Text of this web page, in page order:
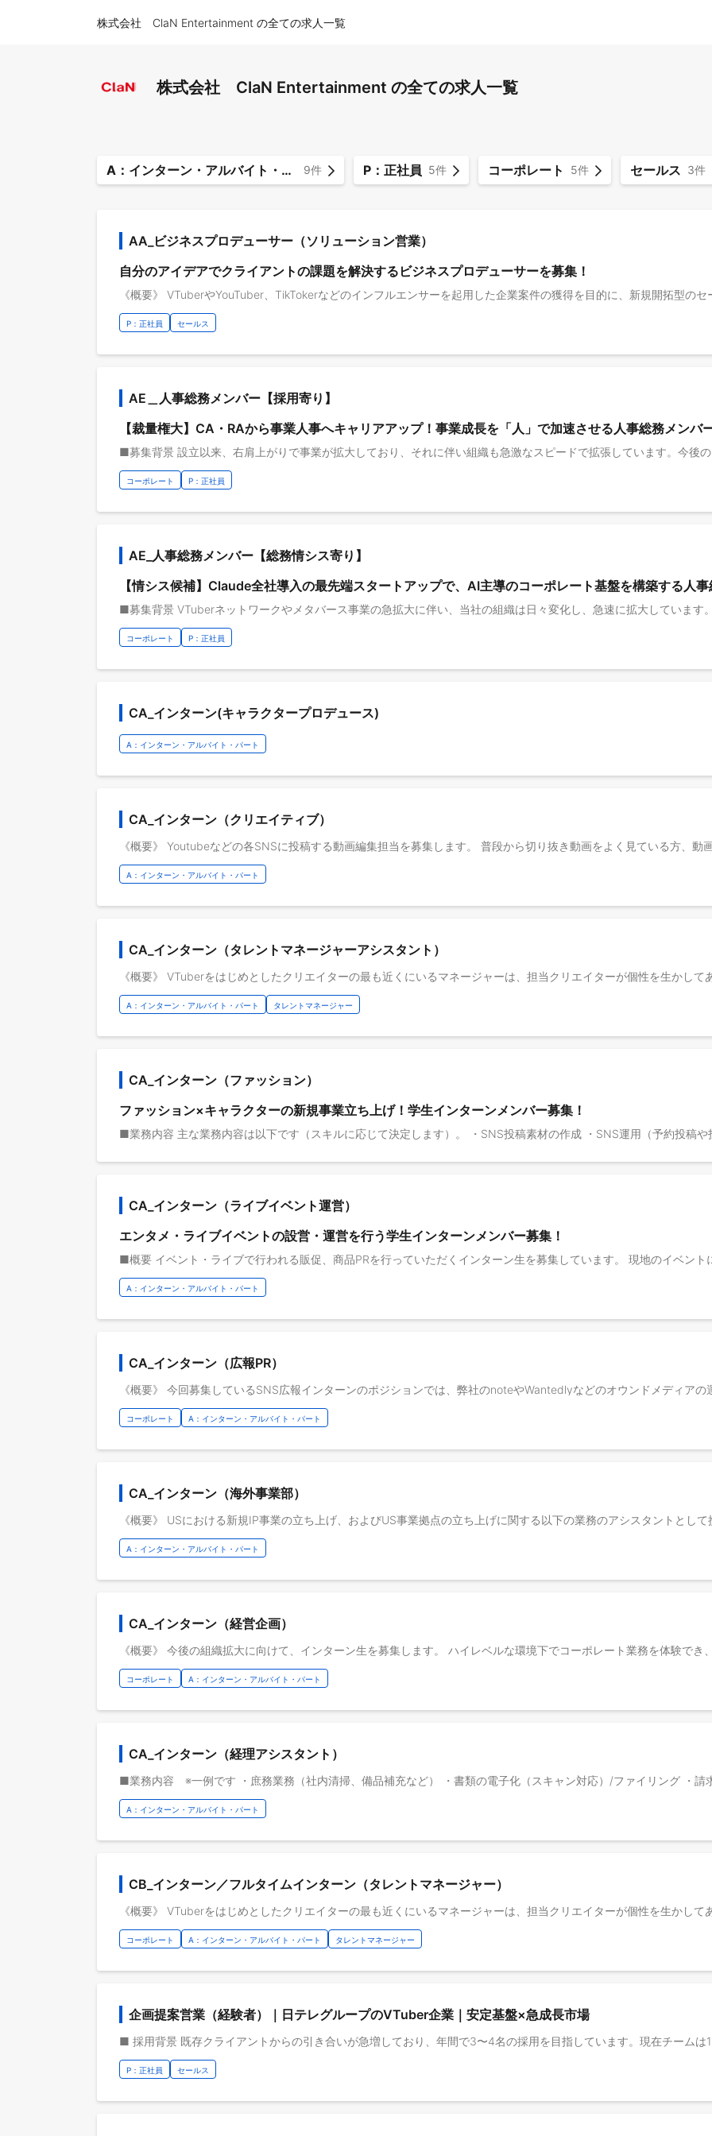
株式会社 ClaN Entertainment の全ての求人一覧
株式会社 ClaN Entertainment の全ての求人一覧
A：インターン・アルバイト・パート 9件 P：正社員 5件 コーポレート 5件 セールス 3件
AA_ビジネスプロデューサー（ソリューション営業）
自分のアイデアでクライアントの課題を解決するビジネスプロデューサーを募集！
P：正社員 セールス
AE＿人事総務メンバー【採用寄り】
【裁量権大】CA・RAから事業人事へキャリアアップ！事業成長を「人」で加速させる人事総務メンバ
コーポレート P：正社員
AE_人事総務メンバー【総務情シス寄り】
【情シス候補】Claude全社導入の最先端スタートアップで、AI主導のコーポレート基盤を構築する人
コーポレート P：正社員
CA_インターン(キャラクタープロデュース)
A：インターン・アルバイト・パート
CA_インターン（クリエイティブ）
A：インターン・アルバイト・パート
CA_インターン（タレントマネージャーアシスタント）
A：インターン・アルバイト・パート タレントマネージャー
CA_インターン（ファッション）
ファッション×キャラクターの新規事業立ち上げ！学生インターンメンバー募集！
CA_インターン（ライブイベント運営）
エンタメ・ライブイベントの設営・運営を行う学生インターンメンバー募集！
A：インターン・アルバイト・パート
CA_インターン（広報PR）
コーポレート A：インターン・アルバイト・パート
CA_インターン（海外事業部）
A：インターン・アルバイト・パート
CA_インターン（経営企画）
コーポレート A：インターン・アルバイト・パート
CA_インターン（経理アシスタント）
A：インターン・アルバイト・パート
CB_インターン／フルタイムインターン（タレントマネージャー）
コーポレート A：インターン・アルバイト・パート タレントマネージャー
企画提案営業（経験者）｜日テレグループのVTuber企業｜安定基盤×急成長市場
P：正社員 セールス